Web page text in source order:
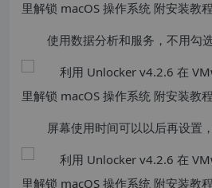
使用数据分析和服务，不用勾
屏幕使用时间可以以后再设置